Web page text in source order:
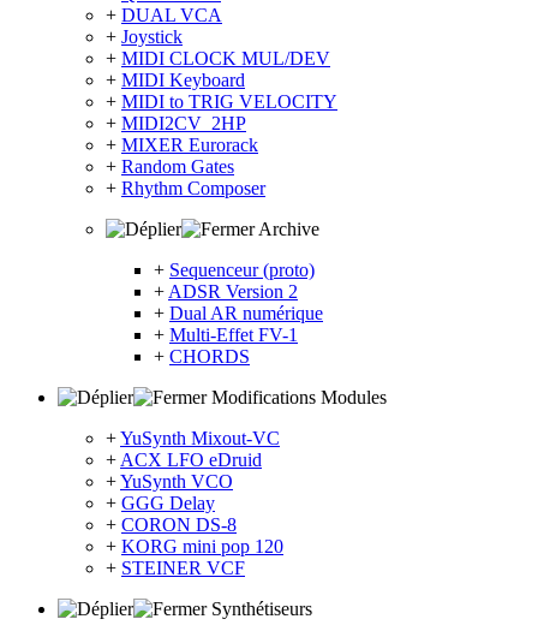
+ DUAL VCA
+ Joystick
+ MIDI CLOCK MUL/DEV
+ MIDI Keyboard
+ MIDI to TRIG VELOCITY
+ MIDI2CV_2HP
+ MIXER Eurorack
+ Random Gates
+ Rhythm Composer
Archive
+ Sequenceur (proto)
+ ADSR Version 2
+ Dual AR numérique
+ Multi-Effet FV-1
+ CHORDS
Modifications Modules
+YuSynth Mixout-VC
+ ACX LFO eDruid
+YuSynth VCO
+ GGG Delay
+ CORON DS-8
+ KORG mini pop 120
+ STEINER VCF
Synthétiseurs